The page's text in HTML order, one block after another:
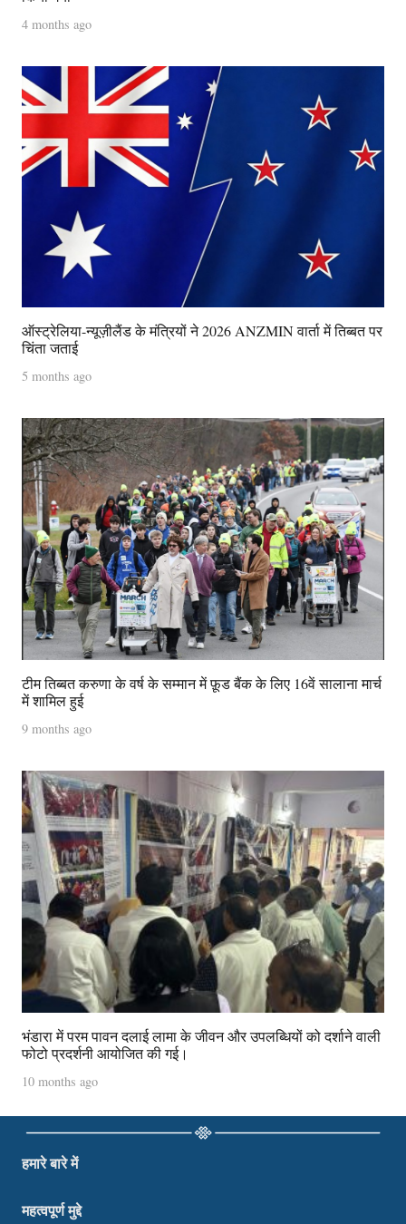
4 months ago
ऑस्ट्रेलिया-न्यूज़ीलैंड के मंत्रियों ने 2026 ANZMIN वार्ता में तिब्बत पर
चिंता जताई
5 months ago
टीम तिब्बत करुणा के वर्ष के सम्मान में फ़ूड बैंक के लिए 16वें सालाना मार्च
में शामिल हुई
9 months ago
भंडारा में परम पावन दलाई लामा के जीवन और उपलब्धियों को दर्शाने वाली
फोटो प्रदर्शनी आयोजित की गई।
10 months ago
हमारे बारे में
महत्वपूर्ण मुद्दे